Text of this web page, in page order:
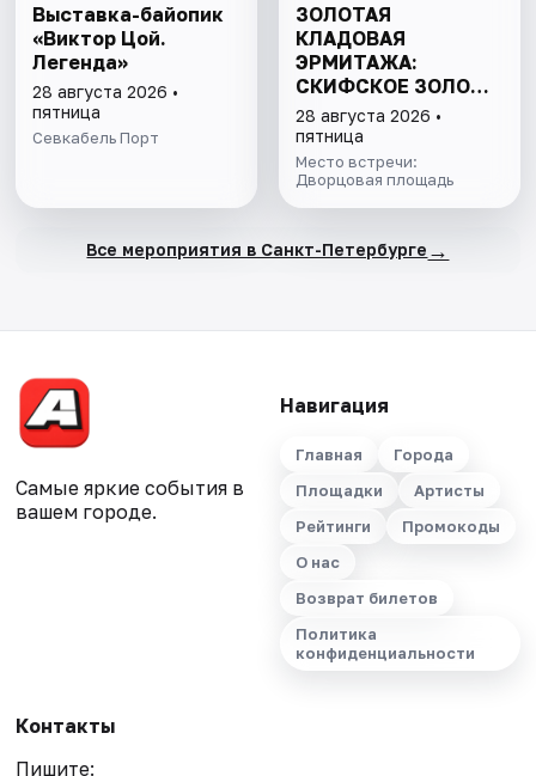
Выставка-байопик
«Виктор Цой.
Легенда»
28 августа 2026 •
пятница
Севкабель Порт
ЗОЛОТАЯ
КЛАДОВАЯ
ЭРМИТАЖА:
СКИФСКОЕ ЗОЛОТО
И СОКРОВИЩА
ИМПЕРАТОРСКОЙ
КОЛЛЕКЦИИ
28 августа 2026 •
пятница
Место встречи:
Дворцовая площадь
Все мероприятия в Санкт-Петербурге →
Самые яркие события в
вашем городе.
Навигация
Главная
Города
Площадки
Артисты
Рейтинги
Промокоды
О нас
Возврат билетов
Политика
конфиденциальности
Контакты
Пишите: